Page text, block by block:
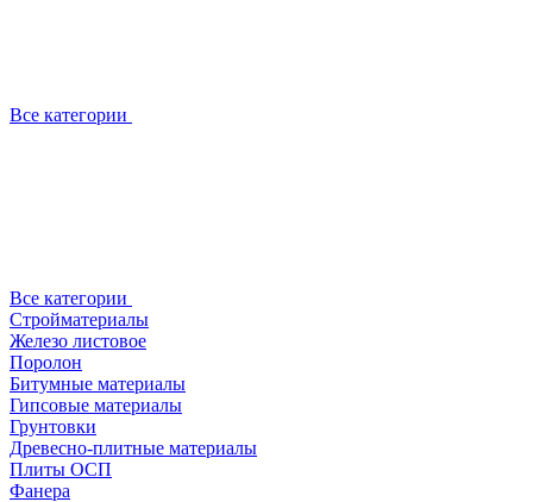
Все категории
Все категории
Стройматериалы
Железо листовое
Поролон
Битумные материалы
Гипсовые материалы
Грунтовки
Древесно-плитные материалы
Плиты ОСП
Фанера